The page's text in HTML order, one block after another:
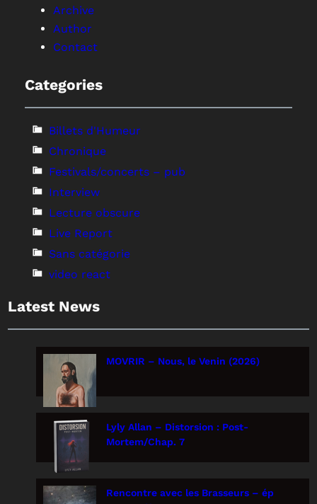
Archive
Author
Contact
Categories
Billets d'Humeur
Chronique
Festivals/concerts – pub
Interview
Lecture obscure
Live Report
Sans catégorie
video react
Latest News
MOVRIR – Nous, le Venin (2026)
Lyly Allan – Distorsion : Post-
Mortem/Chap. 7
Rencontre avec les Brasseurs – ép